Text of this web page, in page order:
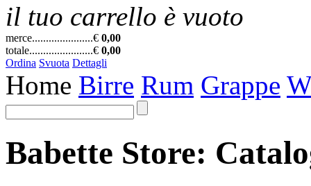
il tuo carrello è vuoto
merce......................€ 0,00
totale.......................€ 0,00
Ordina Svuota Dettagli
Home Birre Rum Grappe
Babette Store: